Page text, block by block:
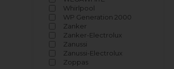
Whirlpool
WP Generation 2000
Zanker
Zanker-Electrolux
Zanussi
Zanussi-Electrolux
Zoppas